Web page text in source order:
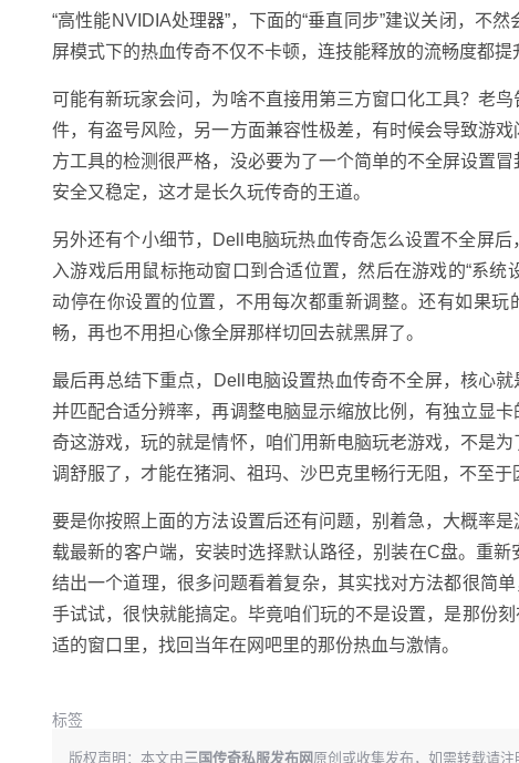
“高性能NVIDIA处理器”，下面的“垂直同步”建议关闭，不
屏模式下的热血传奇不仅不卡顿，连技能释放的流畅度都提
可能有新玩家会问，为啥不直接用第三方窗口化工具？老
件，有盗号风险，另一方面兼容性极差，有时候会导致游
方工具的检测很严格，没必要为了一个简单的不全屏设置
安全又稳定，这才是长久玩传奇的王道。
另外还有个小细节，Dell电脑玩热血传奇怎么设置不全屏
入游戏后用鼠标拖动窗口到合适位置，然后在游戏的“系统
动停在你设置的位置，不用每次都重新调整。还有如果
畅，再也不用担心像全屏那样切回去就黑屏了。
最后再总结下重点，Dell电脑设置热血传奇不全屏，核心
并匹配合适分辨率，再调整电脑显示缩放比例，有独立显
奇这游戏，玩的就是情怀，咱们用新电脑玩老游戏，不是
调舒服了，才能在猪洞、祖玛、沙巴克里畅行无阻，不至于
要是你按照上面的方法设置后还有问题，别着急，大概率
载最新的客户端，安装时选择默认路径，别装在C盘。重
结出一个道理，很多问题看着复杂，其实找对方法都很简
手试试，很快就能搞定。毕竟咱们玩的不是设置，是那份
适的窗口里，找回当年在网吧里的那份热血与激情。
标签
版权声明：本文由三国传奇私服发布网 原创或收集发布，如需转载请注